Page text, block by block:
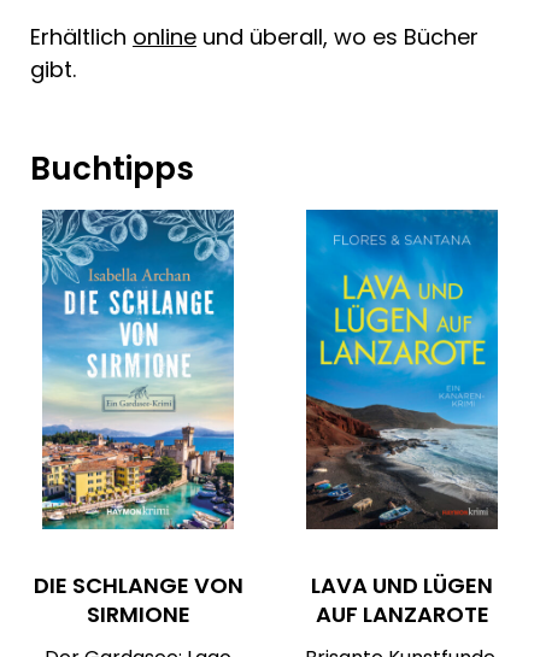
Erhältlich online und überall, wo es Bücher
gibt.
Buchtipps
DIE SCHLANGE VON
SIRMIONE
LAVA UND LÜGEN
AUF LANZAROTE